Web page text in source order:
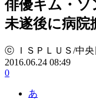
俳優キム・
未遂後に病
ⓒ ＩＳＰＬＵＳ/中央
2016.06.24 08:49
0
あ